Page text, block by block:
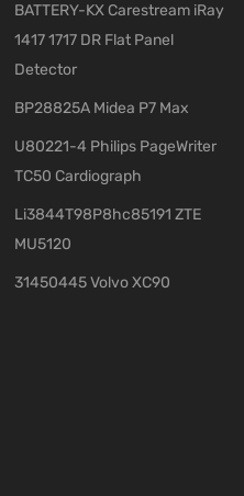
BATTERY-KX Carestream iRay
1417 1717 DR Flat Panel
Detector
BP28825A Midea P7 Max
U80221-4 Philips PageWriter
TC50 Cardiograph
Li3844T98P8hc85191 ZTE
MU5120
31450445 Volvo XC90